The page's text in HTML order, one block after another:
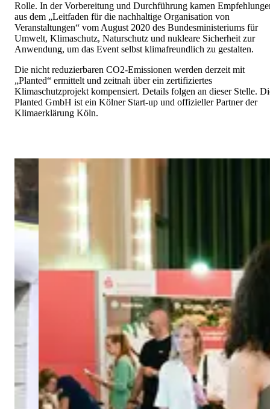
Rolle. In der Vorbereitung und Durchführung kamen
aus dem „Leitfaden für die nachhaltige Organisation von
Veranstaltungen“ vom August 2020 des Bundesministeriums für
Umwelt, Klimaschutz, Naturschutz und nukleare Sicherheit zur
Anwendung, um das Event selbst klimafreundlich zu gestalten.
Die nicht reduzierbaren CO2-Emissionen werden derzeit mit
„Planted“ ermittelt und zeitnah über ein zertifiziertes
Klimaschutzprojekt kompensiert. Details folgen an dieser Stelle.
Planted GmbH ist ein Kölner Start-up und offizieller Partner der
Klimaerklärung Köln.